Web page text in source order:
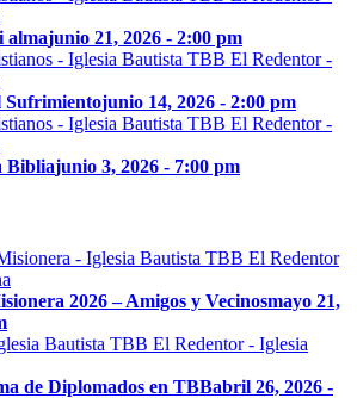
almajunio 21, 2026 - 2:00 pm
Sufrimientojunio 14, 2026 - 2:00 pm
Bibliajunio 3, 2026 - 7:00 pm
2026 – Amigos y Vecinosmayo 21,
de Diplomados en TBBabril 26, 2026 -